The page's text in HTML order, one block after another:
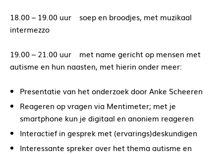
18.00 – 19.00 uur soep en broodjes, met muzikaal
intermezzo
19.00 – 21.00 uur met name gericht op mensen met
autisme en hun naasten, met hierin onder meer:
Presentatie van het onderzoek door Anke Scheeren
Reageren op vragen via Mentimeter; met je
smartphone kun je digitaal en anoniem reageren
Interactief in gesprek met (ervarings)deskundigen
Interessante spreker over het thema autisme en